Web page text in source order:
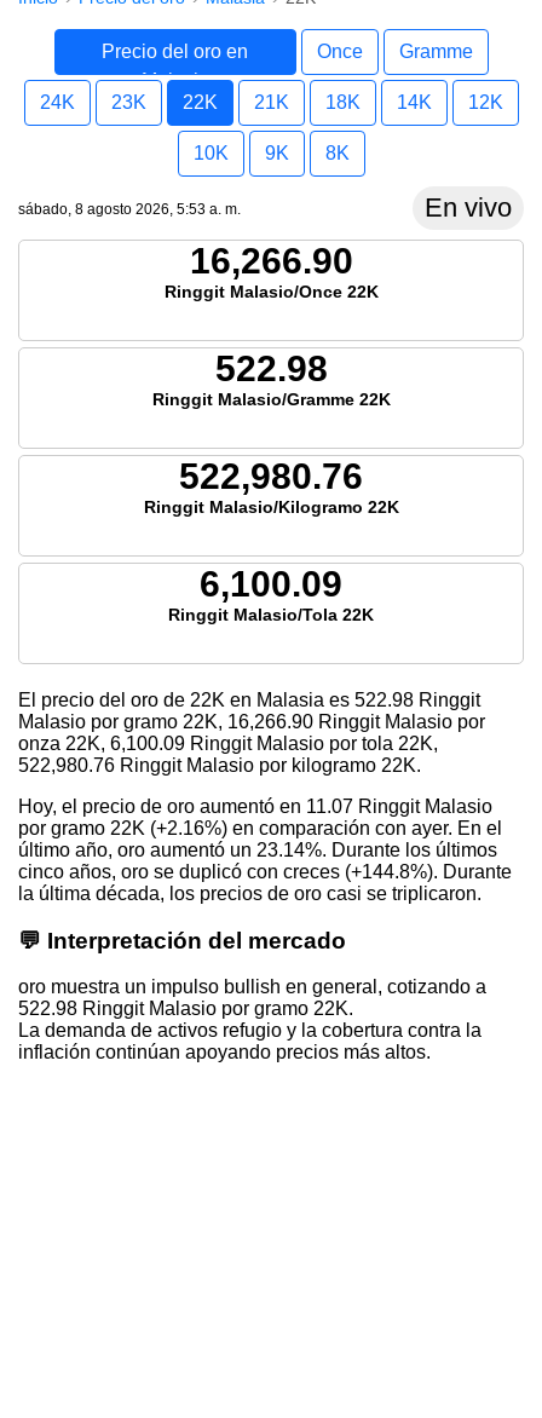
Precio del oro en
Malasia
Once Gramme
24K 23K 22K 21K 18K 14K 12K
10K 9K 8K
sábado, 8 agosto 2026, 5:53 a. m. En vivo
16,266.90
Ringgit Malasio/Once 22K
522.98
Ringgit Malasio/Gramme 22K
522,980.76
Ringgit Malasio/Kilogramo 22K
6,100.09
Ringgit Malasio/Tola 22K
El precio del oro de 22K en Malasia es 522.98 Ringgit
Malasio por gramo 22K, 16,266.90 Ringgit Malasio por
onza 22K, 6,100.09 Ringgit Malasio por tola 22K,
522,980.76 Ringgit Malasio por kilogramo 22K.
Hoy, el precio de oro aumentó en 11.07 Ringgit Malasio
por gramo 22K (+2.16%) en comparación con ayer. En el
último año, oro aumentó un 23.14%. Durante los últimos
cinco años, oro se duplicó con creces (+144.8%). Durante
la última década, los precios de oro casi se triplicaron.
💬 Interpretación del mercado
oro muestra un impulso bullish en general, cotizando a
522.98 Ringgit Malasio por gramo 22K.
La demanda de activos refugio y la cobertura contra la
inflación continúan apoyando precios más altos.